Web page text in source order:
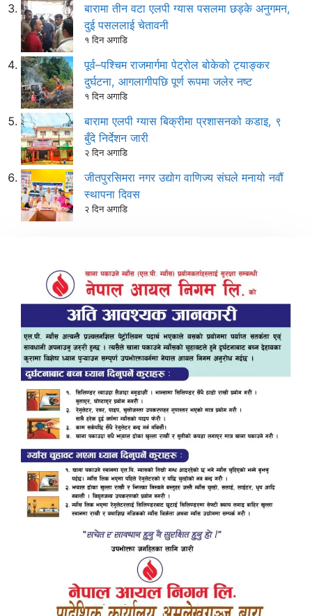
बारामा तीन वटा एलपी ग्यास पसलमा छड्के अनुगमन,
दुई पसललाई चेतावनी
१ दिन अगाडि
पूर्व–पश्चिम राजमार्गमा पेट्रोल बोकेको ट्याङ्कर
दुर्घटना, आगलागीपछि पूर्ण रूपमा जलेर नष्ट
१ दिन अगाडि
बारामा एलपी ग्यास बिक्रीमा प्रशासनको कडाइ, ९
बुँदे निर्देशन जारी
२ दिन अगाडि
जीतपुरसिमरा नगर उद्योग वाणिज्य संघले मनायो नवौं
स्थापना दिवस
२ दिन अगाडि